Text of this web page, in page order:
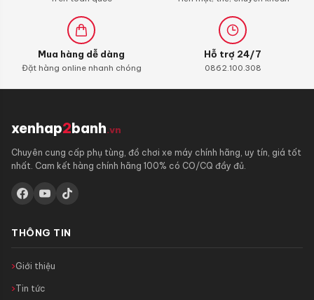
Mua hàng dễ dàng
Đặt hàng online nhanh chóng
Hỗ trợ 24/7
0862.100.308
xenhap2banh.vn
Chuyên cung cấp phụ tùng, đồ chơi xe máy chính hãng, uy tín, giá tốt
nhất. Cam kết hàng chính hãng 100% có CO/CQ đầy đủ.
THÔNG TIN
Giới thiệu
Tin tức